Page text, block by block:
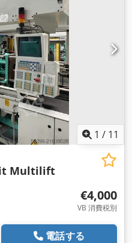
1 / 11
Multilift
€4,000
VB 消費税別
電話する